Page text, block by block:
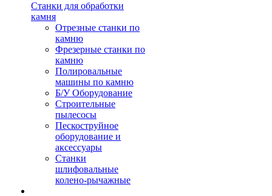
Станки для обработки
камня
Отрезные станки по
камню
Фрезерные станки по
камню
Полировальные
машины по камню
Б/У Оборудование
Строительные
пылесосы
Пескоструйное
оборудование и
аксессуары
Станки
шлифовальные
колено-рычажные